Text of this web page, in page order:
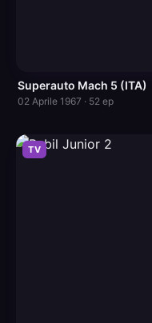
Superauto Mach 5 (ITA)
02 Aprile 1967 · 52 ep
TV